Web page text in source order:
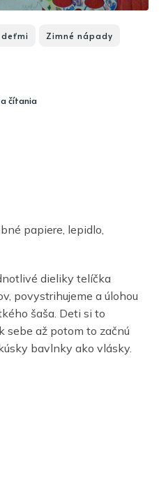
deťmi Zimné nápady
čítania
papiere, lepidlo,
dieliky telíčka
povystrihujeme a úlohou
šaša. Deti si to
sebe až potom to začnú
bavlnky ako vlásky.